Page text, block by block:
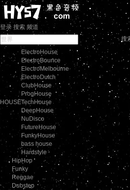
登录 搜索 频道
搜
HOUSE
ElectroHouse
ElectroBounce
ElectroMelbourne
ElectroDutch
ClubHouse
ProgHouse
TechHouse
DeepHouse
NuDisco
FutureHouse
FunkyHouse
bass house
Hardstyle
HipHop
Funky
Reggae
Dubstep